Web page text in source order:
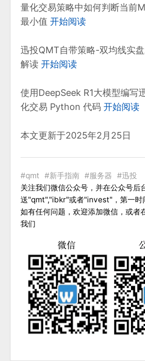
量化交易策略中如何判断当前
最小值 开始阅读
迅投QMT自带策略-双均线实
解读 开始阅读
使用DeepSeek R1大模型编写
化交易 Python 代码 开始阅读
本文更新于2025年2月25日
qmt 新手指南 服务器
迅投
关注我们微信公众号，并在公众号后
送"qmt","ibkr"或者"invest"，第一时
如有任何问题，欢迎添加微信，或者
我们